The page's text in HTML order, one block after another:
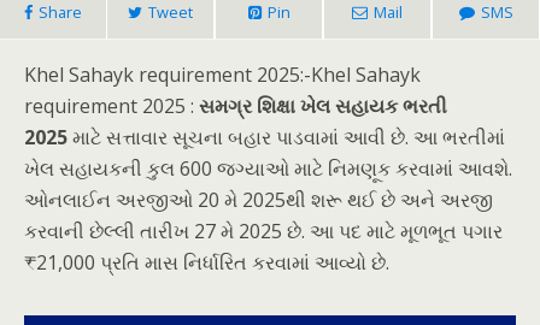
Share Tweet Pin Mail SMS
Khel Sahayk requirement 2025:-Khel Sahayk
requirement 2025 : સમગ્ર શિક્ષા ખેલ સહાયક ભરતી
2025માટે સત્તાવાર સૂચના બહાર પાડવામાં આવી છે. આ ભરતીમાં
ખેલ સહાયકની કુલ 600 જગ્યાઓ માટે નિમણૂક કરવામાં આવશે.
ઓનલાઈન અરજીઓ 20 મે 2025થી શરૂ થઈ છે અને અરજી
કરવાની છેલ્લી તારીખ 27 મે 2025 છે. આ પદ માટે મૂળભૂત પગાર
₹21,000 પ્રતિ માસ નિર્ધારિત કરવામાં આવ્યો છે.